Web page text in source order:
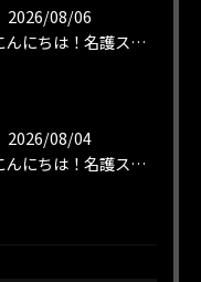
2026/08/06
こんにちは！名護ステーキです！
2026/08/04
こんにちは！名護ステーキです！